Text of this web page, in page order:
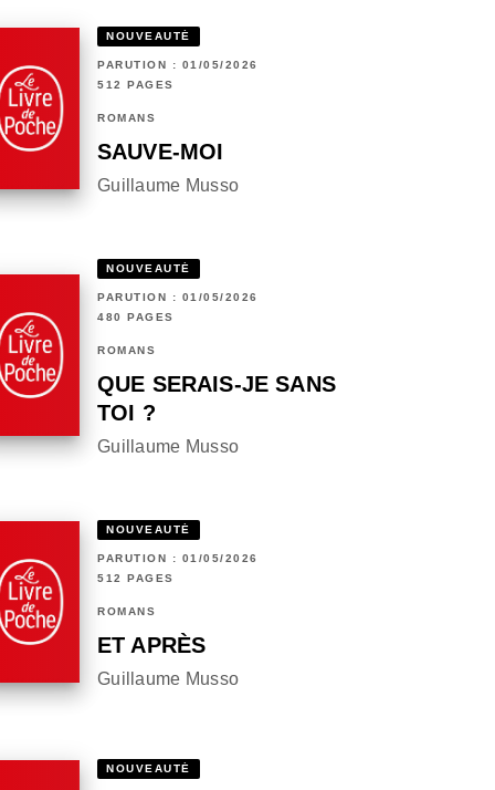
NOUVEAUTÉ
PARUTION : 01/05/2026
512 PAGES
ROMANS
SAUVE-MOI
Guillaume Musso
NOUVEAUTÉ
PARUTION : 01/05/2026
480 PAGES
ROMANS
QUE SERAIS-JE SANS
TOI ?
Guillaume Musso
NOUVEAUTÉ
PARUTION : 01/05/2026
512 PAGES
ROMANS
ET APRÈS
Guillaume Musso
NOUVEAUTÉ